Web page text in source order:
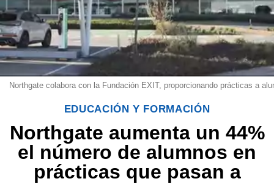
Northgate colabora con la Fundación EXIT, proporcionando prácticas a
EDUCACIÓN Y FORMACIÓN
Northgate aumenta un 44%
el número de alumnos en
prácticas que pasan a